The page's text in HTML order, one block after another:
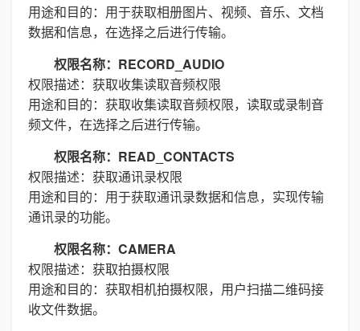
用途和目的：用于获取相册图片、视频、音乐、文档
数据和信息，在选择之后进行传输。
权限名称：RECORD_AUDIO
权限描述：获取收集读取音频权限
用途和目的：获取收集读取音频权限，读取或录制音
频文件，在选择之后进行传输。
权限名称：READ_CONTACTS
权限描述：获取通讯录权限
用途和目的：用于获取通讯录数据和信息，实现传输
通讯录的功能。
权限名称：CAMERA
权限描述：获取拍摄权限
用途和目的：获取相机拍摄权限，用户扫描二维码接
收文件数据。